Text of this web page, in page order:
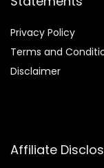
Privacy Policy
Terms and
Disclaimer
Affiliate